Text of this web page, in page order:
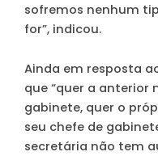
sofremos nenhum
for”, indicou.
Ainda em resposta
que “quer a anterior
gabinete, quer o
seu chefe de
secretária não tem